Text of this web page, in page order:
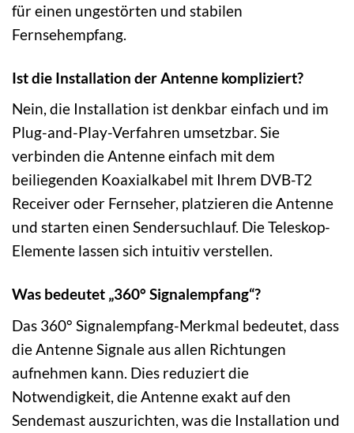
für einen ungestörten und stabilen
Fernsehempfang.
Ist die Installation der Antenne kompliziert?
Nein, die Installation ist denkbar einfach und im
Plug-and-Play-Verfahren umsetzbar. Sie
verbinden die Antenne einfach mit dem
beiliegenden Koaxialkabel mit Ihrem DVB-T2
Receiver oder Fernseher, platzieren die Antenne
und starten einen Sendersuchlauf. Die Teleskop-
Elemente lassen sich intuitiv verstellen.
Was bedeutet „360° Signalempfang“?
Das 360° Signalempfang-Merkmal bedeutet, dass
die Antenne Signale aus allen Richtungen
aufnehmen kann. Dies reduziert die
Notwendigkeit, die Antenne exakt auf den
Sendemast auszurichten, was die Installation und